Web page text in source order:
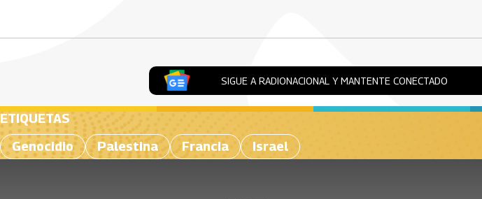
SIGUE A RADIONACIONAL Y MANTENTE CONECTADO
ETIQUETAS
Genocidio
Palestina Francia Israel